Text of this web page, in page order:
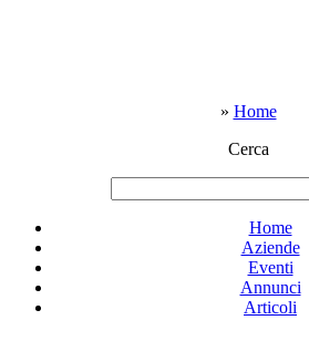
» Home
Cerca
Home
Aziende
Eventi
Annunci
Articoli